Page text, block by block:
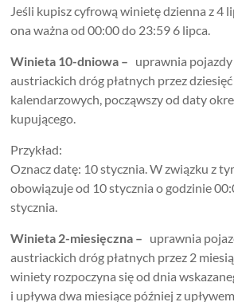
Jeśli kupisz cyfrową winietę dzienna z 4
ona ważna od 00:00 do 23:59 6 lipca.
Winieta 10-dniowa – uprawnia
austriackich dróg płatnych przez
kalendarzowych, począwszy od daty
kupującego.
Przykład:
Oznacz datę: 10 stycznia. W związku z
obowiązuje od 10 stycznia o godzinie
stycznia.
Winieta 2-miesięczna – uprawnia
austriackich dróg płatnych przez 2
winiety rozpoczyna się od dnia
i upływa dwa miesiące później z